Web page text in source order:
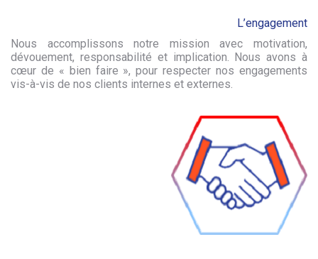
L’engagement
Nous accomplissons notre mission avec motivation,
dévouement, responsabilité et implication. Nous avons à
cœur de « bien faire », pour respecter nos engagements
vis-à-vis de nos clients internes et externes.